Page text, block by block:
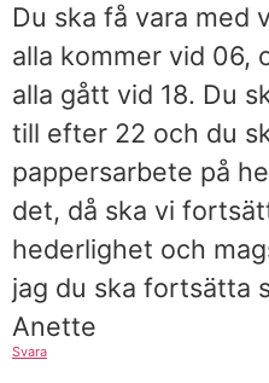
Du ska få vara med
alla kommer vid 06,
alla gått vid 18. Du
till efter 22 och du
pappersarbete på
det, då ska vi
hederlighet och
jag du ska fortsätta
Anette
Svara